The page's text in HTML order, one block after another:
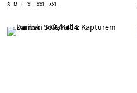
S M L XL XXL 3XL